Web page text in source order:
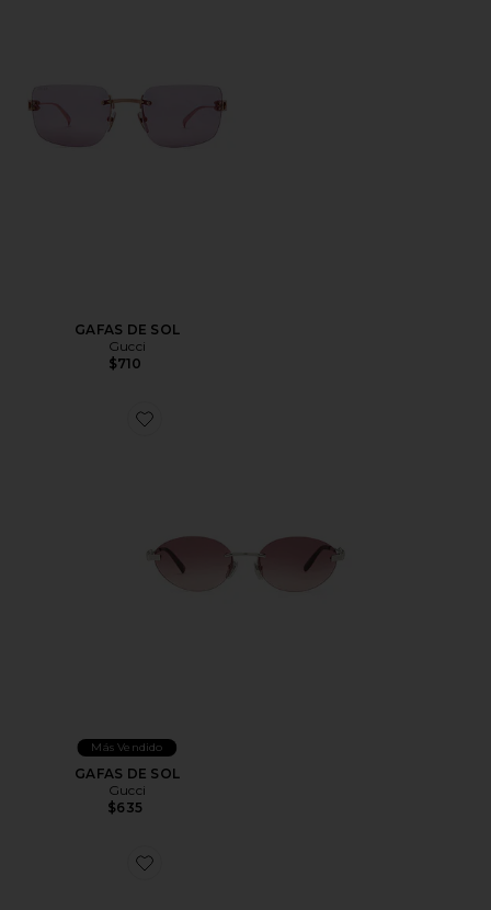
GAFAS DE SOL
Gucci
$710
Favorite GAFAS DE SOL
Más Vendido
GAFAS DE SOL
Gucci
$635
Favorite GAFAS DE SOL